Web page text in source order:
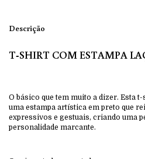
Descrição
T-SHIRT COM ESTAMPA
O básico que tem muito a dizer. Esta
uma estampa artística em preto que
expressivos e gestuais, criando uma
personalidade marcante.